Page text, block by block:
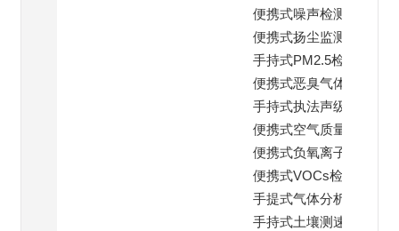
便携式噪声检测仪
便携式扬尘监测仪
手持式PM2.5检测仪
便携式恶臭气体检测仪
手持式执法声级计
便携式空气质量监测仪
便携式负氧离子检测仪
便携式VOCs检测仪
手提式气体分析仪
手持式土壤测速仪